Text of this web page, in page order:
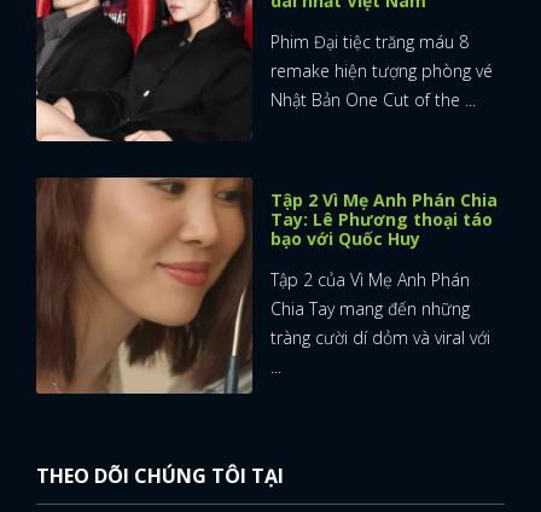
ĐĂNG NHẬP
Phim Đại tiệc trăng máu 8
remake hiện tượng phòng vé
Nhật Bản One Cut of the ...
Tập 2 Vì Mẹ Anh Phán Chia
Tay: Lê Phương thoại táo
bạo với Quốc Huy
Tập 2 của Vì Mẹ Anh Phán
Chia Tay mang đến những
tràng cười dí dỏm và viral với
...
THEO DÕI CHÚNG TÔI TẠI